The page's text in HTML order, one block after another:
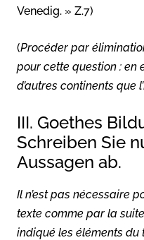
Venedig. » Z.7)
(Procéder par
pour cette question : en
d’autres continents que
III. Goethes
Schreiben Sie
Aussagen ab.
Il n’est pas nécessaire
texte comme par la
indiqué les éléments